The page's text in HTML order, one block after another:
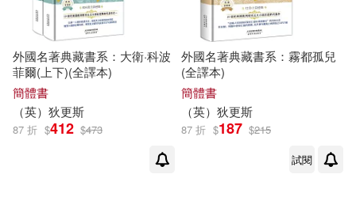
(英)施利克(1)
(英)查爾斯‧約翰‧赫芬姆‧狄更斯(1)
(英)韋爾斯-科爾(1)
[美]喬丹（Jordan，J．O．）編(1)
中國致公出版社(4)
作家出版社(4)
光明日報出版社(4)
外國名著典藏書系：大衛·科波
菲爾(上下)(全譯本)
簡體書
（英） 狄更斯
87 折 $412 $473
外國名著典藏書系：霧都孤兒
(全譯本)
簡體書
（英） 狄更斯
87 折 $187 $215
試閱